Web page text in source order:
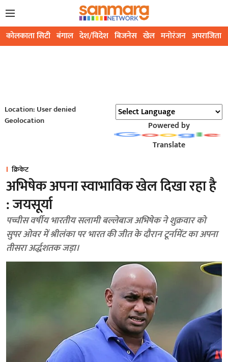
कोलकाता सिटी बंगाल देश/विदेश बिजनेस खेल मनोरंजन अपराजिता
Location: User denied
Geolocation
Powered by
Translate
क्रिकेट
अभिषेक अपना स्वाभाविक खेल दिखा रहा है
: जयसूर्या
पच्चीस वर्षीय भारतीय सलामी बल्लेबाज अभिषेक ने शुक्रवार को
सुपर ओवर में श्रीलंका पर भारत की जीत के दौरान टूर्नामेंट का अपना
तीसरा अर्द्धशतक जड़ा।